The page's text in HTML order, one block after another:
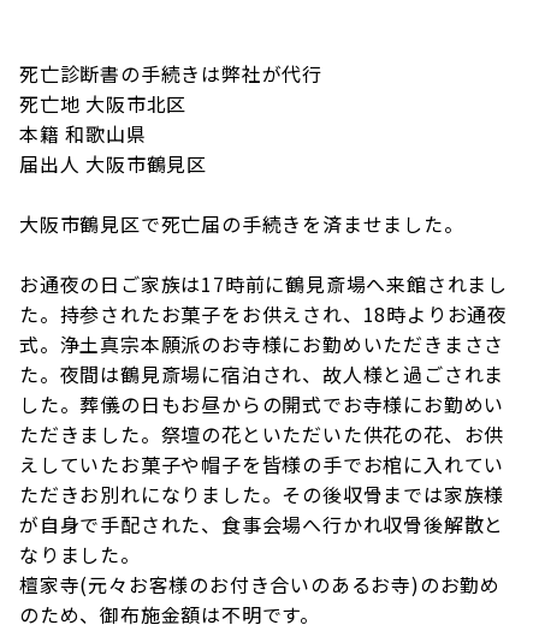
死亡診断書の手続きは弊社が代行
死亡地 大阪市北区
本籍 和歌山県
届出人 大阪市鶴見区
大阪市鶴見区で死亡届の手続きを済ませました。
お通夜の日ご家族は17時前に鶴見斎場へ来館されまし
た。持参されたお菓子をお供えされ、18時よりお通夜
式。浄土真宗本願派のお寺様にお勤めいただきまささ
た。夜間は鶴見斎場に宿泊され、故人様と過ごされま
した。葬儀の日もお昼からの開式でお寺様にお勤めい
ただきました。祭壇の花といただいた供花の花、お供
えしていたお菓子や帽子を皆様の手でお棺に入れてい
ただきお別れになりました。その後収骨までは家族様
が自身で手配された、食事会場へ行かれ収骨後解散と
なりました。
檀家寺(元々お客様のお付き合いのあるお寺)のお勤め
のため、御布施金額は不明です。